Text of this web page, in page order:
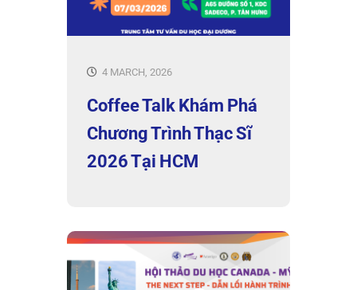
4 MARCH, 2026
Coffee Talk Khám Phá
Chương Trình Thạc Sĩ
2026 Tại HCM